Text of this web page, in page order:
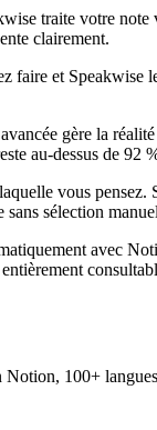
traite votre note
clairement.
faire et
gère la
au-dessus de 92
vous
sélection
avec
Notion, 100+ langues